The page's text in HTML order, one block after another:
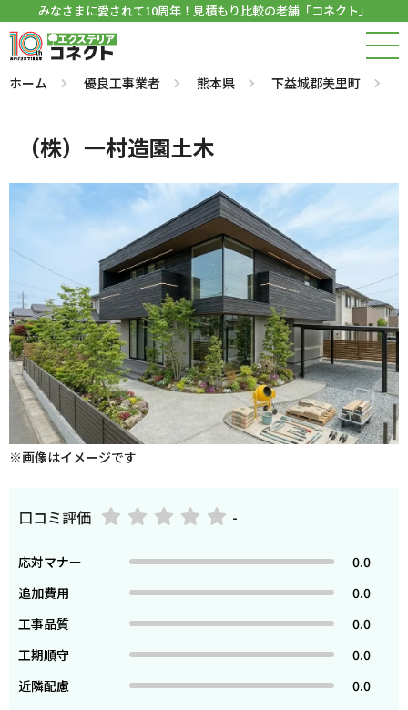
みなさまに愛されて10周年！見積もり比較の老舗「コネクト」
ホーム 優良工事業者 熊本県 下益城郡美里町
（株）一村造園土木
※画像はイメージです
口コミ評価 -
応対マナー
0.0
追加費用
0.0
工事品質
0.0
工期順守
0.0
近隣配慮
0.0